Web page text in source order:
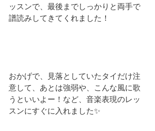
ッスンで、最後までしっかりと両手で
譜読みしてきてくれました！
おかげで、見落としていたタイだけ注
意して、あとは強弱や、こんな風に歌
うといいよー！など、音楽表現のレッ
スンにすぐに入れました✨